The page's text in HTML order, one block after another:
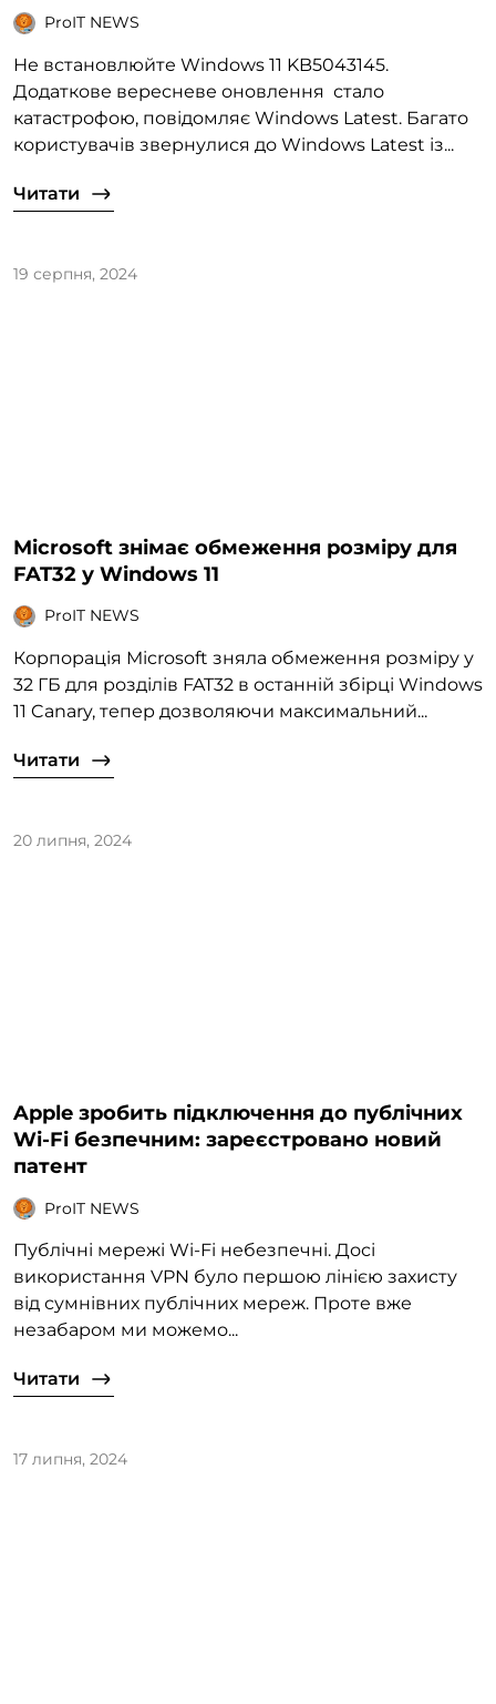
ProIT NEWS
Не встановлюйте Windows 11 KB5043145.
Додаткове вересневе оновлення стало
катастрофою, повідомляє Windows Latest. Багато
користувачів звернулися до Windows Latest із...
Читати
19 серпня, 2024
Microsoft знімає обмеження розміру для
FAT32 у Windows 11
ProIT NEWS
Корпорація Microsoft зняла обмеження розміру у
32 ГБ для розділів FAT32 в останній збірці Windows
11 Canary, тепер дозволяючи максимальний...
Читати
20 липня, 2024
Apple зробить підключення до публічних
Wi-Fi безпечним: зареєстровано новий
патент
ProIT NEWS
Публічні мережі Wi-Fi небезпечні. Досі
використання VPN було першою лінією захисту
від сумнівних публічних мереж. Проте вже
незабаром ми можемо...
Читати
17 липня, 2024